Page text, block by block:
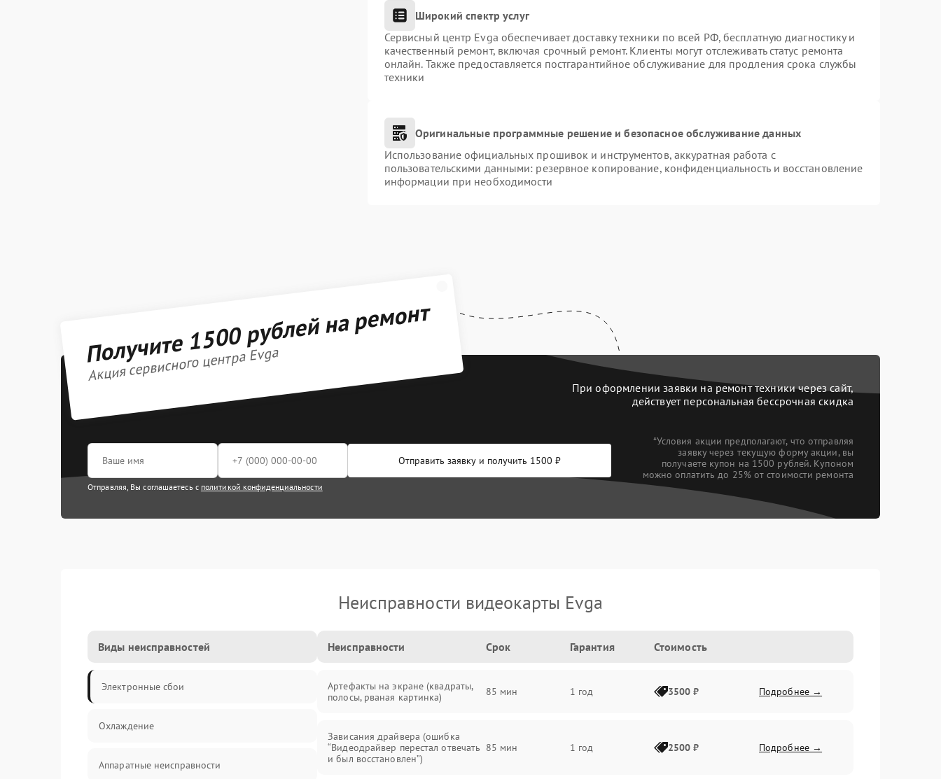
Широкий спектр услуг
Сервисный центр Evga обеспечивает доставку техники по всей РФ, бесплатную диагностику и
качественный ремонт, включая срочный ремонт. Клиенты могут отслеживать статус ремонта
онлайн. Также предоставляется постгарантийное обслуживание для продления срока службы
техники
Оригинальные программные решение и безопасное обслуживание данных
Использование официальных прошивок и инструментов, аккуратная работа с
пользовательскими данными: резервное копирование, конфиденциальность и восстановление
информации при необходимости
Получите 1500 рублей на ремонт
Акция сервисного центра Evga
При оформлении заявки на ремонт техники через сайт,
действует персональная бессрочная скидка
Отправить заявку и получить 1500 ₽
Отправляя, Вы соглашаетесь с политикой конфиденциальности
*Условия акции предполагают, что отправляя
заявку через текущую форму акции, вы
получаете купон на 1500 рублей. Купоном
можно оплатить до 25% от стоимости ремонта
Неисправности видеокарты Evga
Виды неисправностей
Электронные сбои
Охлаждение
Аппаратные неисправности
Неисправности Срок Гарантия Стоимость
Артефакты на экране (квадраты,
полосы, рваная картинка)
85 мин 1 год 3500 ₽ Подробнее →
Зависания драйвера (ошибка
“Видеодрайвер перестал отвечать
и был восстановлен”)
85 мин 1 год 2500 ₽ Подробнее →